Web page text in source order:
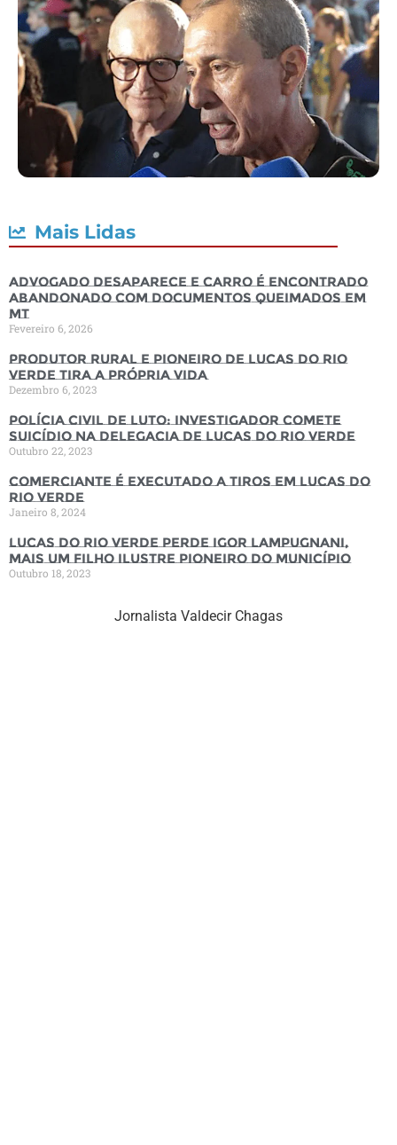
Mais Lidas
Advogado desaparece e carro é encontrado
abandonado com documentos queimados em
MT
Fevereiro 6, 2026
Produtor rural e pioneiro de Lucas do Rio
Verde tira a própria vida
Dezembro 6, 2023
Polícia Civil de luto: Investigador comete
suicídio na Delegacia de Lucas do Rio Verde
Outubro 22, 2023
Comerciante é executado a tiros em Lucas do
Rio Verde
Janeiro 8, 2024
Lucas do Rio Verde perde Igor Lampugnani,
mais um filho ilustre pioneiro do município
Outubro 18, 2023
Jornalista Valdecir Chagas